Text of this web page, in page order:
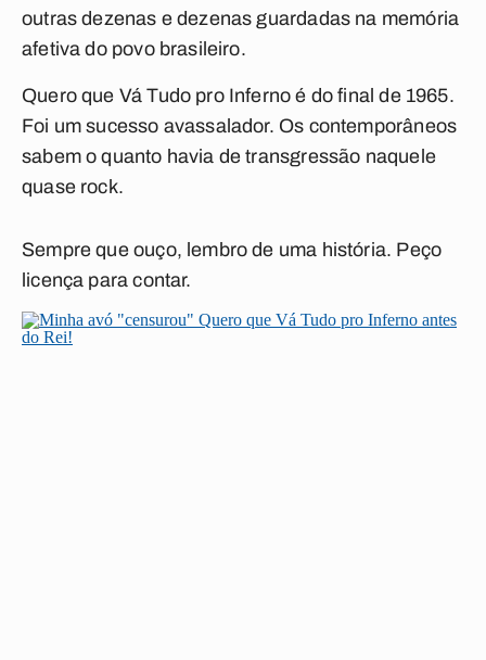
outras dezenas e dezenas guardadas na memória
afetiva do povo brasileiro.
Quero que Vá Tudo pro Inferno é do final de 1965.
Foi um sucesso avassalador. Os contemporâneos
sabem o quanto havia de transgressão naquele
quase rock.
Sempre que ouço, lembro de uma história. Peço
licença para contar.